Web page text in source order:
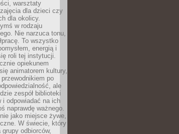
warsztaty
dla dzieci czy
dla okolicy.
w rodzaju
Nie narzuca tonu,
To wszystko
energią i
roli tej instytucji.
opiekunem
animatorem kultury,
po
ale
zespół biblioteki
i odpowiadać na ich
naprawdę ważnego.
jako miejsce żywe,
W świecie, który
odbiorców,